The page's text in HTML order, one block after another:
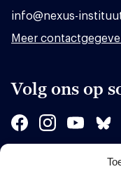
info@nexus-
Meer
Volg ons op